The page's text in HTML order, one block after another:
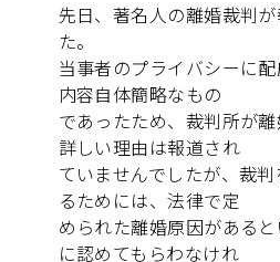
先日、著名人の離婚裁判
た。
当事者のプライバシーに
内容自体簡略なもの
であったため、裁判所が
詳しい理由は報道され
ていませんでしたが、裁
るためには、法律で定
められた離婚原因がある
に認めてもらわなけれ